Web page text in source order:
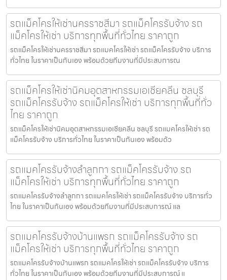
รถแม็คโครให้เช่านครราชสีมา รถแม็คโครรับจ้าง รถ
แม็คโครให้เช่า บริการทุกพื้นที่ทั่วไทย ราคาถูก
รถแม็คโครให้เช่านครราชสีมา รถแมคโครให้เช่า รถแม็คโครรับจ้าง บริการ
ทั่วไทย ในราคาเป็นกันเอง พร้อมด้วยทีมงานที่มีประสบการณ
รถแม็คโครให้เช่านิคมอุตสาหกรรมเอเชียคลีน ชลบุรี
รถแม็คโครรับจ้าง รถแม็คโครให้เช่า บริการทุกพื้นที่ทั่ว
ไทย ราคาถูก
รถแม็คโครให้เช่านิคมอุตสาหกรรมเอเชียคลีน ชลบุรี รถแมคโครให้เช่า รถ
แม็คโครรับจ้าง บริการทั่วไทย ในราคาเป็นกันเอง พร้อมด้ว
รถแมคโครรับจ้างลำลูกกา รถแม็คโครรับจ้าง รถ
แม็คโครให้เช่า บริการทุกพื้นที่ทั่วไทย ราคาถูก
รถแมคโครรับจ้างลำลูกกา รถแมคโครให้เช่า รถแม็คโครรับจ้าง บริการทั่ว
ไทย ในราคาเป็นกันเอง พร้อมด้วยทีมงานที่มีประสบการณ์ แล
รถแมคโครรับจ้างบ้านแพรก รถแม็คโครรับจ้าง รถ
แม็คโครให้เช่า บริการทุกพื้นที่ทั่วไทย ราคาถูก
รถแมคโครรับจ้างบ้านแพรก รถแมคโครให้เช่า รถแม็คโครรับจ้าง บริการ
ทั่วไทย ในราคาเป็นกันเอง พร้อมด้วยทีมงานที่มีประสบการณ์ แ